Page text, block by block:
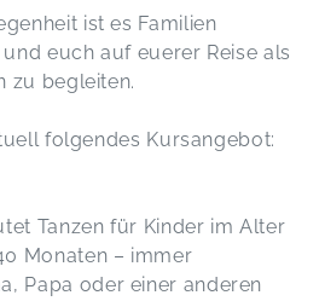
ist es Familien
euch auf euerer Reise als
zu begleiten.
folgendes Kursangebot:
Tanzen für Kinder im Alter
Monaten – immer
Papa oder einer anderen